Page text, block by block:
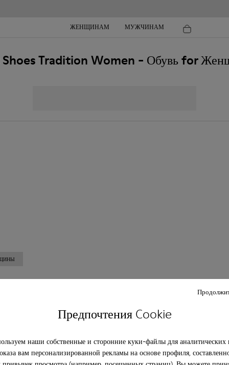
Предпочтения Cookie
наши собственные и сторонние куки-файлы для аналитических
вам персонализированной рекламы на основе профиля,
ЖЕНЩИНАМ МУЖЧИНАМ
Shoes Tradition Women - Обувь for
Часто задаваемые вопрсы
Политика конфиденциальности
Legal notice
История
Κοινωνική ευθύνη
Возможности бизнеса
Blog